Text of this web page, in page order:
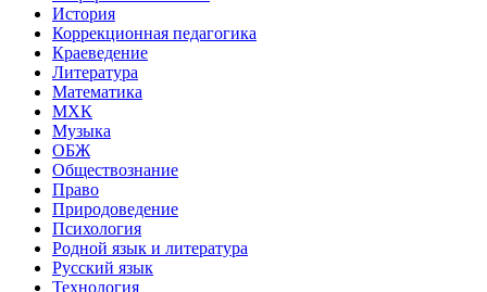
История
Коррекционная педагогика
Краеведение
Литература
Математика
МХК
Музыка
ОБЖ
Обществознание
Право
Природоведение
Психология
Родной язык и литература
Русский язык
Технология